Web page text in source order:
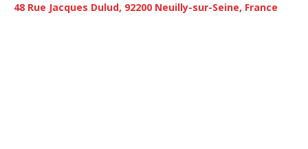
48 Rue Jacques Dulud, 92200 Neuilly-sur-Seine, France